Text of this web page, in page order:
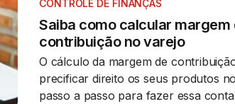
CONTROLE DE FINANÇAS
Saiba como calcular margem
contribuição no varejo
O cálculo da margem de
precificar direito os seus produtos
passo a passo para fazer essa